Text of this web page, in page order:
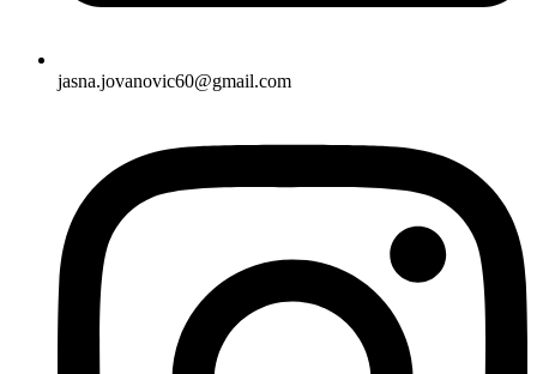
jasna.jovanovic60@gmail.com